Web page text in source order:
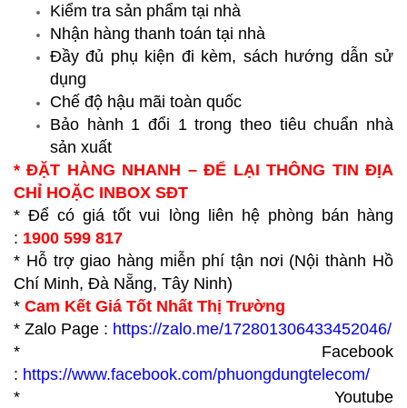
Kiểm tra sản phẩm tại nhà
Nhận hàng thanh toán tại nhà
Đầy đủ phụ kiện đi kèm, sách hướng dẫn sử
dụng
Chế độ hậu mãi toàn quốc
Bảo hành 1 đổi 1 trong theo tiêu chuẩn nhà
sản xuất
* ĐẶT HÀNG NHANH – ĐỂ LẠI THÔNG TIN ĐỊA
CHỈ HOẶC INBOX SĐT
* Để có giá tốt vui lòng liên hệ phòng bán hàng
: 1900 599 817
* Hỗ trợ giao hàng miễn phí tận nơi (Nội thành Hồ
Chí Minh, Đà Nẵng, Tây Ninh)
* Cam Kết Giá Tốt Nhất Thị Trường
* Zalo Page : https://zalo.me/172801306433452046/
* Facebook
: https://www.facebook.com/phuongdungtelecom/
* Youtube